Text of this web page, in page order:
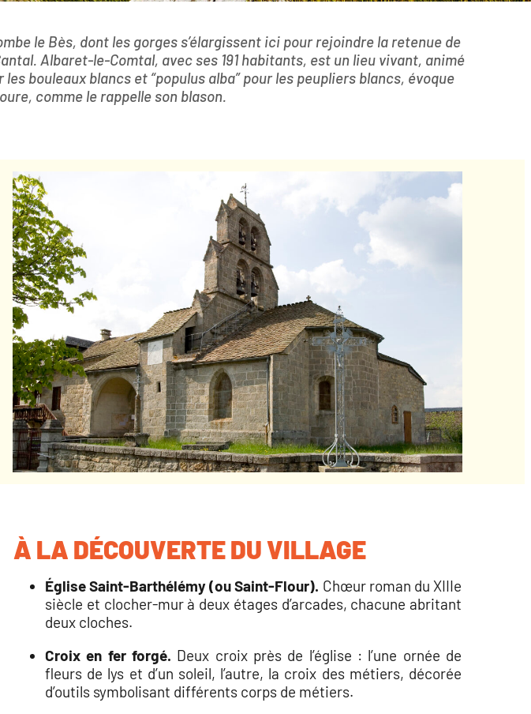
le Bès, dont les gorges s’élargissent ici pour rejoindre la retenue de
Albaret-le-Comtal, avec ses 191 habitants, est un lieu vivant, animé
les bouleaux blancs et “populus alba”pour les peupliers blancs, évoque
comme le rappelle son blason.
À LA DÉCOUVERTE DU VILLAGE
Église Saint-Barthélémy (ou Saint-Flour). Chœur roman du XIIIe
siècle et clocher-mur à deux étages d’arcades, chacune abritant
deux cloches.
Croix en fer forgé. Deux croix près de l’église : l’une ornée de
fleurs de lys et d’un soleil, l’autre, la croix des métiers, décorée
d’outils symbolisant différents corps de métiers.